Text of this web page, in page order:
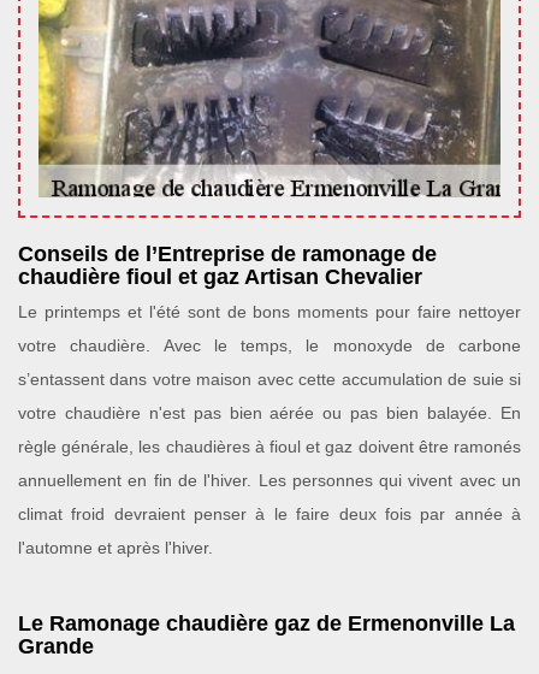
Conseils de l’Entreprise de ramonage de
chaudière fioul et gaz Artisan Chevalier
Le printemps et l'été sont de bons moments pour faire nettoyer
votre chaudière. Avec le temps, le monoxyde de carbone
s’entassent dans votre maison avec cette accumulation de suie si
votre chaudière n'est pas bien aérée ou pas bien balayée. En
règle générale, les chaudières à fioul et gaz doivent être ramonés
annuellement en fin de l'hiver. Les personnes qui vivent avec un
climat froid devraient penser à le faire deux fois par année à
l'automne et après l'hiver.
Le Ramonage chaudière gaz de Ermenonville La
Grande